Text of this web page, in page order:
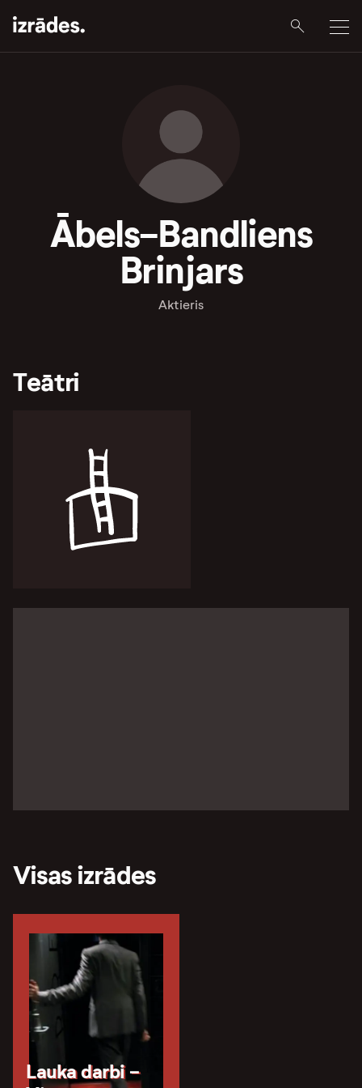
Ābels-Bandliens
Brinjars
Aktieris
Teātri
Visas izrādes
Lauka darbi -